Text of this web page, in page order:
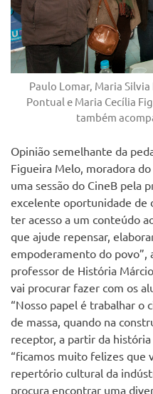
Paulo Lomar, Maria
Pontual e Maria Cecília
também
Opinião semelhante da
Figueira Melo, moradora
uma sessão do CineB pela
excelente oportunidade de
ter acesso a um conteúdo
que ajude repensar,
empoderamento do povo”,
professor de História
vai procurar fazer com os
“Nosso papel é trabalhar o
de massa, quando na
receptor, a partir da
“ficamos muito felizes que
repertório cultural da
procura encontrar uma